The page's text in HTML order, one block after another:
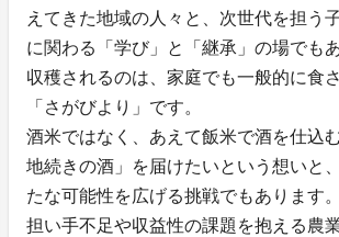
えてきた地域の人々と、次世代を担う
に関わる「学び」と「継承」の場でも
収穫されるのは、家庭でも一般的に食
「さがびより」です。
酒米ではなく、あえて飯米で酒を仕込
地続きの酒」を届けたいという想いと
たな可能性を広げる挑戦でもあります。
担い手不足や収益性の課題を抱える農